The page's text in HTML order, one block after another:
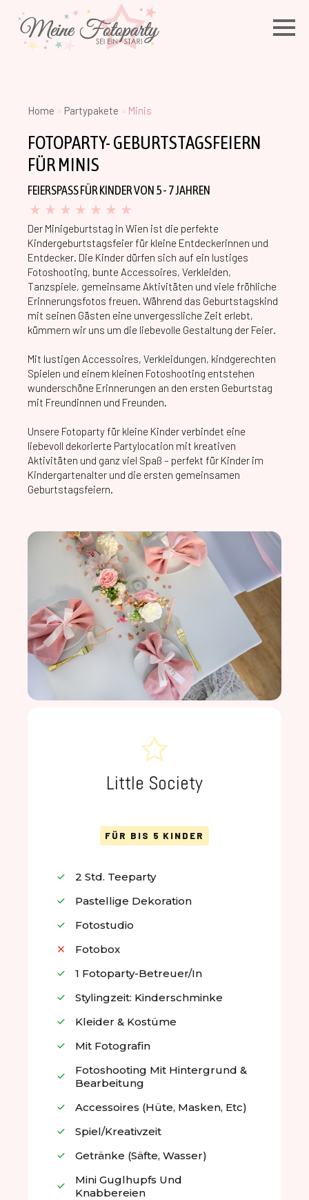
Home » Partypakete » Minis
FOTOPARTY- GEBURTSTAGSFEIERN
FÜR MINIS
FEIERSPASS FÜR KINDER VON 5 - 7 JAHREN
Der Minigeburtstag in Wien ist die perfekte
Kindergeburtstagsfeier für kleine Entdeckerinnen und
Entdecker. Die Kinder dürfen sich auf ein lustiges
Fotoshooting, bunte Accessoires, Verkleiden,
Tanzspiele, gemeinsame Aktivitäten und viele fröhliche
Erinnerungsfotos freuen. Während das Geburtstagskind
mit seinen Gästen eine unvergessliche Zeit erlebt,
kümmern wir uns um die liebevolle Gestaltung der Feier.
Mit lustigen Accessoires, Verkleidungen, kindgerechten
Spielen und einem kleinen Fotoshooting entstehen
wunderschöne Erinnerungen an den ersten Geburtstag
mit Freundinnen und Freunden.
Unsere Fotoparty für kleine Kinder verbindet eine
liebevoll dekorierte Partylocation mit kreativen
Aktivitäten und ganz viel Spaß – perfekt für Kinder im
Kindergartenalter und die ersten gemeinsamen
Geburtstagsfeiern.
Little Society
FÜR BIS 5 KINDER
2 Std. Teeparty
Pastellige Dekoration
Fotostudio
Fotobox
1 Fotoparty-Betreuer/in
Stylingzeit: Kinderschminke
Kleider & Kostüme
Mit Fotografin
Fotoshooting Mit Hintergrund &
Bearbeitung
Accessoires (Hüte, Masken, Etc)
Spiel/Kreativzeit
Getränke (Säfte, Wasser)
Mini Guglhupfs Und
Knabbereien